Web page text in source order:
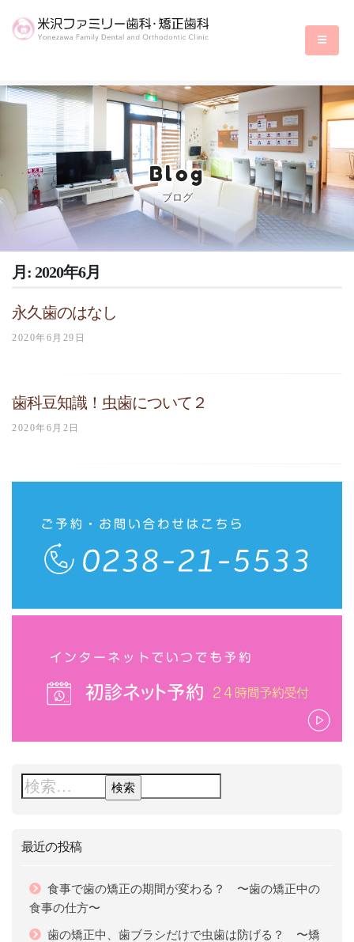
Blog
ブログ
月: 2020年6月
永久歯のはなし
2020年6月29日
歯科豆知識！虫歯について２
2020年6月2日
最近の投稿
食事で歯の矯正の期間が変わる？ 〜歯の矯正中の
食事の仕方〜
歯の矯正中、歯ブラシだけで虫歯は防げる？ 〜矯